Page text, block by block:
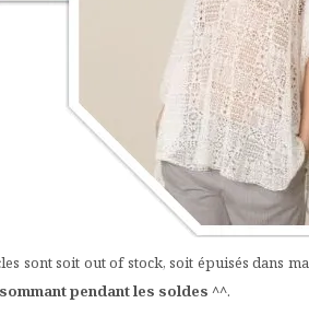
sont soit out of stock, soit épuisés dans
pendant les soldes ^^.